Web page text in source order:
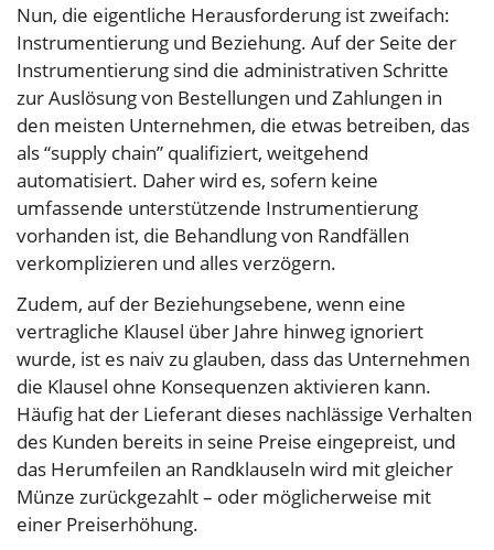
Nun, die eigentliche Herausforderung ist zweifach:
Instrumentierung und Beziehung. Auf der Seite der
Instrumentierung sind die administrativen Schritte
zur Auslösung von Bestellungen und Zahlungen in
den meisten Unternehmen, die etwas betreiben, das
als “supply chain” qualifiziert, weitgehend
automatisiert. Daher wird es, sofern keine
umfassende unterstützende Instrumentierung
vorhanden ist, die Behandlung von Randfällen
verkomplizieren und alles verzögern.
Zudem, auf der Beziehungsebene, wenn eine
vertragliche Klausel über Jahre hinweg ignoriert
wurde, ist es naiv zu glauben, dass das Unternehmen
die Klausel ohne Konsequenzen aktivieren kann.
Häufig hat der Lieferant dieses nachlässige Verhalten
des Kunden bereits in seine Preise eingepreist, und
das Herumfeilen an Randklauseln wird mit gleicher
Münze zurückgezahlt – oder möglicherweise mit
einer Preiserhöhung.